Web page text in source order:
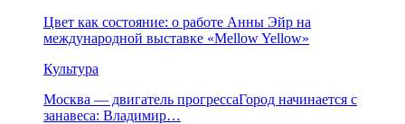
Цвет как состояние: о работе Анны Эйр на
международной выставке «Mellow Yellow»
Культура
Москва — двигатель прогрессаГород начинается с
занавеса: Владимир…